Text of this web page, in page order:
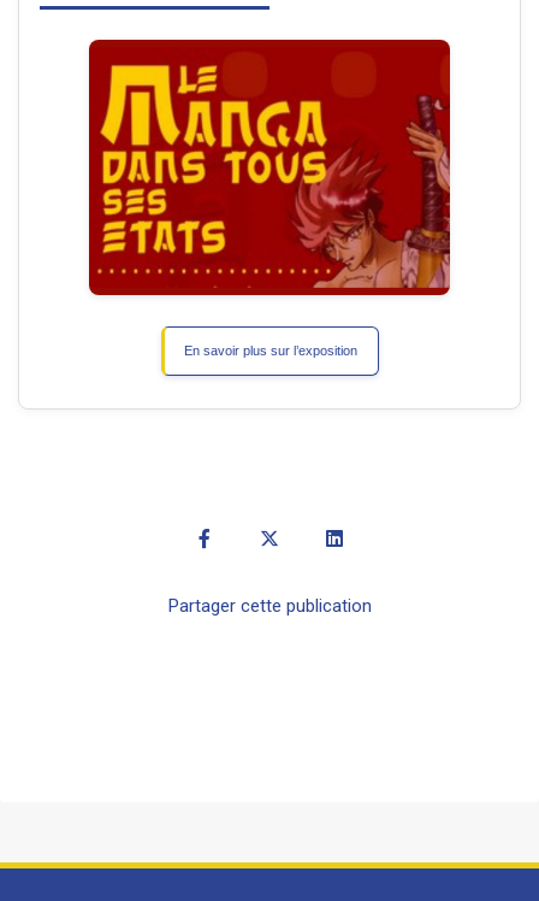
En savoir plus sur l’exposition
Partager cette publication